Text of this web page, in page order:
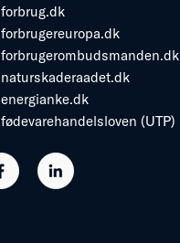
forbrug.dk
forbrugereuropa.dk
forbrugerombudsmanden.dk
naturskaderaadet.dk
energianke.dk
fødevarehandelsloven (UTP)